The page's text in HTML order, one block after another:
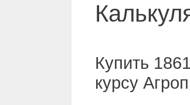
Купить
курсу